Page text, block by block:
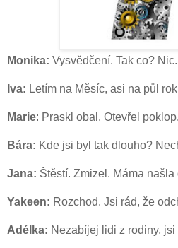
Monika: Vysvědčení. Tak co?
Iva: Letím na Měsíc, asi na půl
Marie: Praskl obal. Otevřel
Bára: Kde jsi byl tak dlouho?
Jana: Štěstí. Zmizel. Máma
Yakeen: Rozchod. Jsi rád, že
Adélka: Nezabíjej lidi z rodiny,